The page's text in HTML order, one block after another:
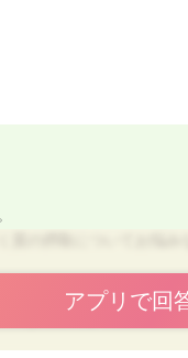
０gのたんぱく質量の摂
アプリで回